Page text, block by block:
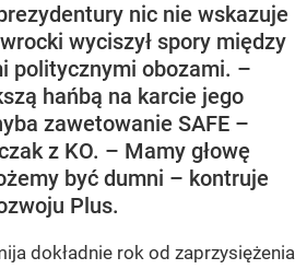
nic nie wskazuje
wyciszył spory między
politycznymi obozami. –
hańbą na karcie jego
zawetowanie SAFE –
z KO. – Mamy głowę
być dumni – kontruje
Plus.
dokładnie rok od zaprzysiężenia